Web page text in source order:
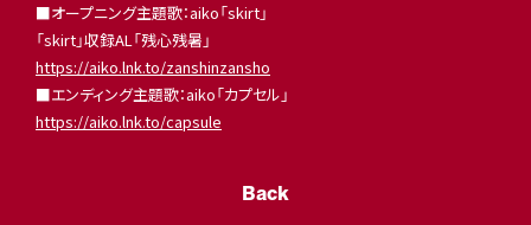
■オープニング主題歌：aiko「skirt」
「skirt」収録AL「残心残暑」
https://aiko.lnk.to/zanshinzansho
■エンディング主題歌：aiko「カプセル」
https://aiko.lnk.to/capsule
Back